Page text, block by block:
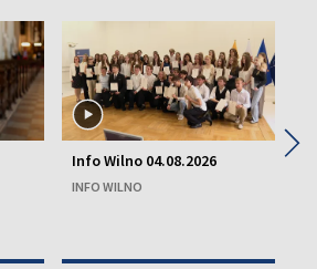
Info Wilno 04.08.2026
INFO WILNO
▶